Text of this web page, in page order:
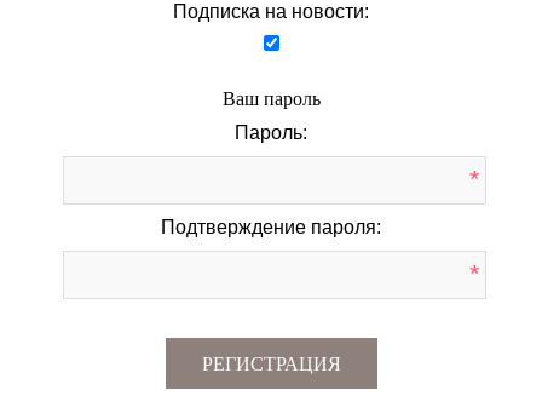
Подписка на новости:
Ваш пароль
Пароль:
*
Подтверждение пароля:
*
РЕГИСТРАЦИЯ